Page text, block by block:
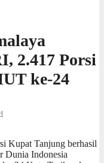
2.417 Porsi
ke-24
Tanjung berhasil
Dunia Indonesia